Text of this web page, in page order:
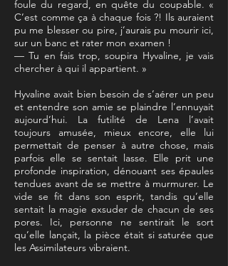
foule du regard, en quête du coupable. «
C’est comme ça à chaque fois ?! Ils auraient
pu me blesser ou pire, j’aurais pu mourir ici,
sur un banc et rater mon examen !
— Tu en fais trop, soupira Hyvaline, je vais
chercher à qui il appartient. »
Hyvaline avait bien besoin de s’aérer un peu
et entendre son amie se plaindre l’ennuyait
aujourd’hui. La futilité de Lena l’avait
toujours amusée, mieux encore, elle lui
permettait de penser à autre chose, mais
parfois elle se sentait lasse. Elle prit une
profonde inspiration, dénouant ses épaules
tendues avant de se mettre à murmurer. Le
vide se fit dans son esprit, tandis qu’elle
sentait la magie exsuder de chacun de ses
pores. Ici, personne ne sentirait le sort
qu’elle lançait, la pièce était si saturée que
les Assimilateurs vibraient.